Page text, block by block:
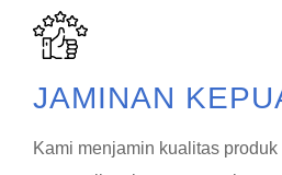
JAMINAN
Kami menjamin kualitas